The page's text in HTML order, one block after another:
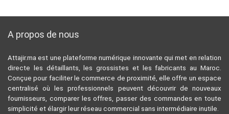
A propos de nous
Attajir.ma est une plateforme numérique innovante qui met en relation
directe les détaillants, les grossistes et les fabricants au Maroc.
Conçue pour faciliter le commerce de proximité, elle offre un espace
centralisé où les professionnels peuvent découvrir de nouveaux
fournisseurs, comparer les offres, passer des commandes en toute
simplicité et élargir leur réseau commercial sans intermédiaire inutile.